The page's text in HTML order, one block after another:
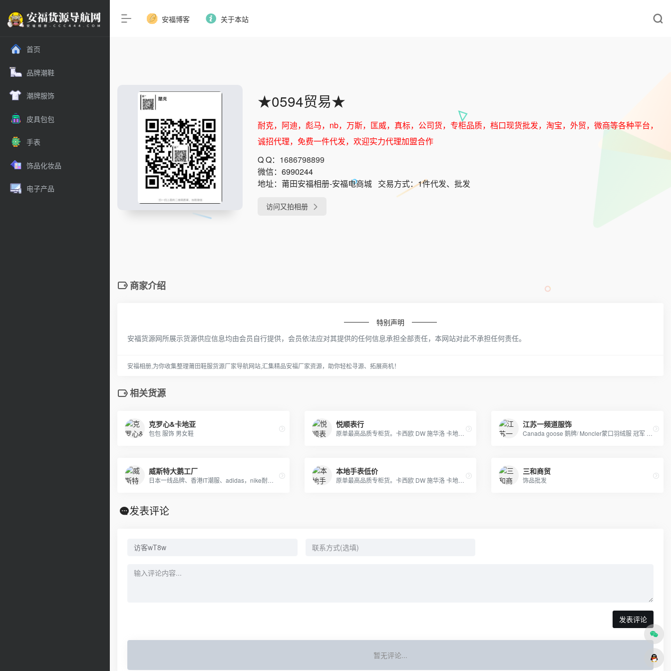
首页
品牌潮鞋
潮牌服饰
皮具包包
手表
饰品化妆品
电子产品
安福博客 关于本站
★0594贸易★
耐克，阿迪，彪马，nb，万斯，匡威，真标，公司货，专柜品质，档口现货批发，淘宝，外贸，微商等各种平台，
诚招代理，免费一件代发，欢迎实力代理加盟合作
Q Q： 1686798899
微信： 6990244
地址： 莆田安福相册-安福电商城 交易方式：1件代发、批发
访问又拍相册
商家介绍
特别声明
安福货源网所展示货源供应信息均由会员自行提供，会员依法应对其提供的任何信息承担全部责任，本网站对此不承担任何责任。
安福相册,为你收集整理莆田鞋服货源厂家导航网站,汇集精品安福厂家资源，助你轻松寻源、拓展商机！
相关货源
克罗心&卡地亚
包包 服饰 男女鞋
悦顺表行
原单最高品质专柜货。卡西欧 DW 施华洛 卡地亚 天梭 浪琴 瑞士ETA机芯定制…….等
江苏一频道服饰
威斯特大鹅工厂 本地手表低价
原单最高品质专柜货。卡西欧 DW 施华洛 卡地亚 天梭 浪琴 瑞士ETA机芯定制…….等
三和商贸
饰品批发
发表评论
发表评论
暂无评论...